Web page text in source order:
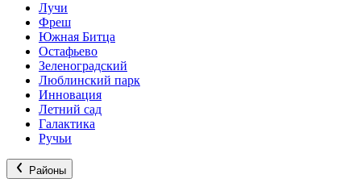
Лучи
Фреш
Южная Битца
Остафьево
Зеленоградский
Люблинский парк
Инновация
Летний сад
Галактика
Ручьи
Районы